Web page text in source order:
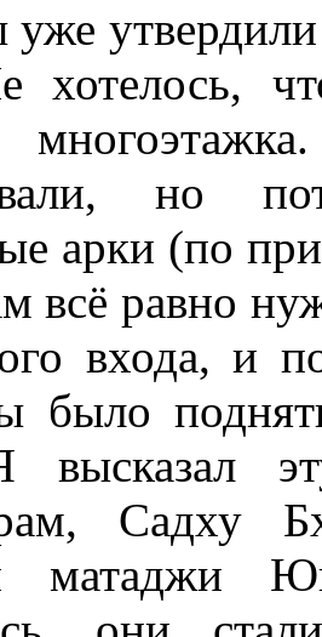
хотелось,
но
арки (по
всё равно
входа, и
было
Садху
матаджи